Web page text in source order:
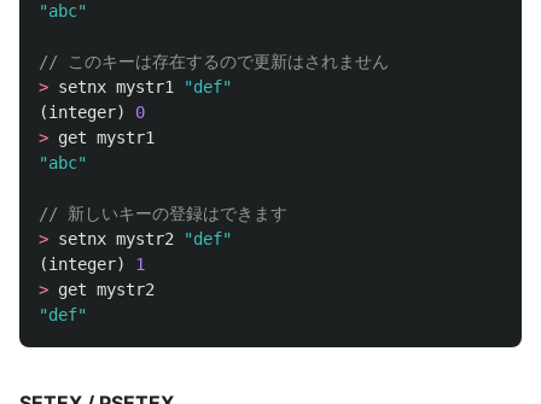
"abc"
// このキーは存在するので更新はされません
> setnx mystr1
"def"
(integer)
0
> get mystr1
"abc"
// 新しいキーの登録はできます
> setnx mystr2
"def"
(integer)
1
> get mystr2
"def"